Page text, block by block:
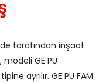
tarafından inşaat
GE PU
ayrılır. GE PU FAM